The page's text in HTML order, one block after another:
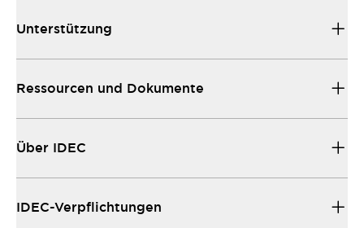
Unterstützung
Ressourcen und Dokumente
Über IDEC
IDEC-Verpflichtungen